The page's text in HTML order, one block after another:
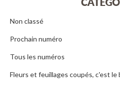
Non classé
Prochain numéro
Tous les numéros
Fleurs et feuillages coupés, c'est le